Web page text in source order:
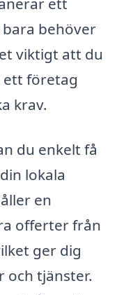
behöver
viktigt att du
ett företag
krav.
du enkelt få
lokala
en
offerter från
ger dig
och tjänster.